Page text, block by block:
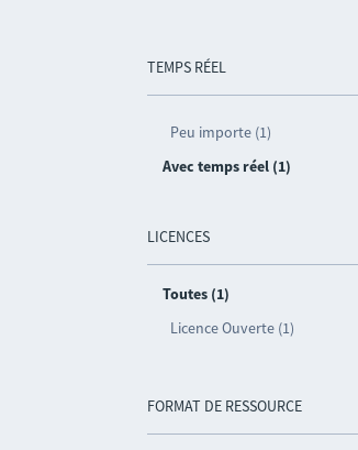
TEMPS RÉEL
Peu importe (1)
Avec temps réel (1)
LICENCES
Toutes (1)
Licence Ouverte (1)
FORMAT DE RESSOURCE